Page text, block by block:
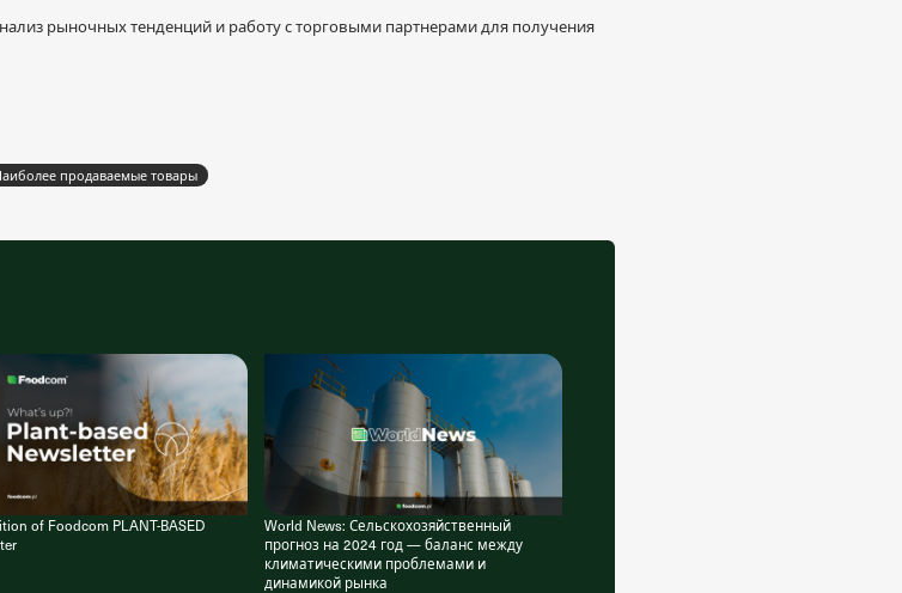
рыночных тенденций и работу с торговыми партнерами для получения
продаваемые товары
of Foodcom PLANT-BASED
World News: Сельскохозяйственный
прогноз на 2024 год — баланс между
климатическими проблемами и
динамикой рынка